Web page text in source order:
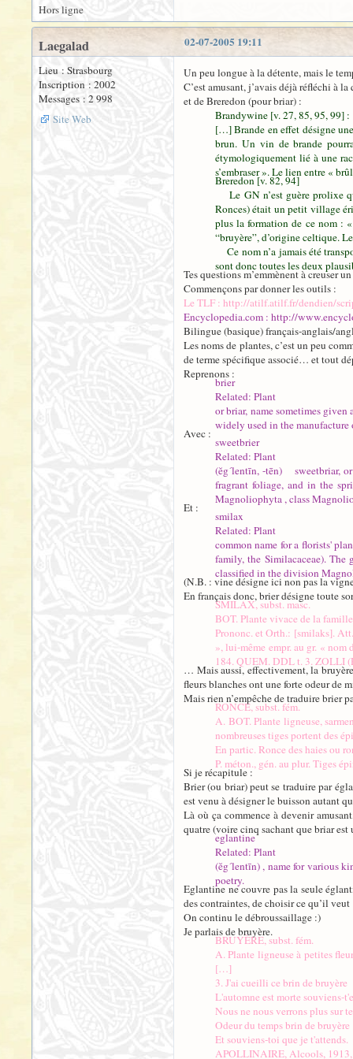
Hors ligne
02-07-2005 19:11
Laegalad
Lieu : Strasbourg
Inscription : 2002
Messages : 2 998
Site Web
Un peu longue à la détente, mais le
C’est amusant, j’avais déjà réfléchi à
et de Breredon (pour briar) :
Brandywine [v. 27, 85, 95, 99] :
[…] Brande en effet désigne
brun. Un vin de brande
étymologiquement lié à une
s’embraser ». Le lien entre «
Breredon [v. 82, 94]
Le GN n’est guère prolixe
Ronces) était un petit village
plus la formation de ce nom :
“bruyère”, d’origine celtique.
Ce nom n’a jamais été
sont donc toutes les deux
Tes questions m’emmènent à creuser
Commençons par donner les outils :
Le TLF : http://atilf.atilf.fr/dendien/
Encyclopedia.com : http://
Bilingue (basique) français-anglais/
Les noms de plantes, c’est un peu
de terme spécifique associé… et tout
Reprenons :
brier
Related: Plant
or briar, name sometimes
widely used in the
Avec :
sweetbrier
Related: Plant
(ĕg´lentīn, -tēn) sweetbriar,
fragrant foliage, and in the
Magnoliophyta , class
Et :
smilax
Related: Plant
common name for a florists'
family, the Similacaceae).
classified in the division
(N.B. : vine désigne ici non pas la
En français donc, brier désigne toute
SMILAX, subst. masc.
BOT. Plante vivace de la
Prononc. et Orth.: [smilaks].
», lui-même empr. au gr. «
184. QUEM. DDL t. 3. ZOLLI
… Mais aussi, effectivement, la
fleurs blanches ont une forte odeur de
Mais rien n’empêche de traduire brier
RONCE, subst. fém.
A. BOT. Plante ligneuse,
nombreuses tiges portent des
En partic. Ronce des haies ou
P. méton., gén. au plur. Tiges
Si je récapitule :
Brier (ou briar) peut se traduire par
est venu à désigner le buisson autant
Là où ça commence à devenir
quatre (voire cinq sachant que briar
eglantine
Related: Plant
(ĕg´lentīn) , name for various
poetry.
Eglantine ne couvre pas la seule
des contraintes, de choisir ce qu’il veut
On continu le débroussaillage :)
Je parlais de bruyère.
BRUYÈRE, subst. fém.
A. Plante ligneuse à petites
[…]
3. J'ai cueilli ce brin de bruyère
L'automne est morte souviens-
Nous ne nous verrons plus sur
Odeur du temps brin de bruyère
Et souviens-toi que je t'attends.
APOLLINAIRE, Alcools, 1913,